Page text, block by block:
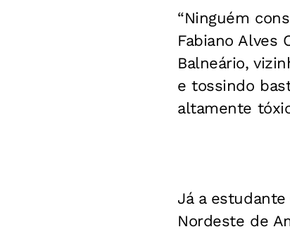
“Ninguém
Fabiano Alves
Balneário,
e tossindo
altamente
Já a estudante
Nordeste de